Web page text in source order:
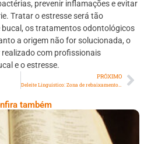
prevenir inflamações e evitar
Tratar o estresse será tão
os tratamentos odontológicos
a origem não for solucionada, o
com profissionais
e o estresse.
PRÓXIMO
Deleite Linguístico: Zona de rebaixamento: lugar de quem esquece a vírgula
também